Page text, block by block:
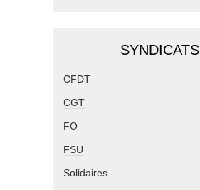
SYNDICATS
CFDT
CGT
FO
FSU
Solidaires